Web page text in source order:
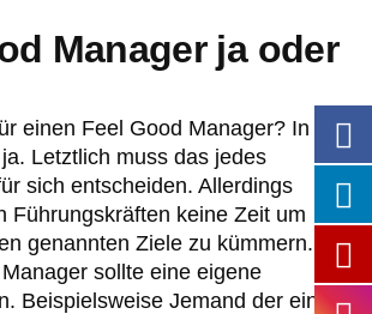
Manager ja oder
einen Feel Good Manager? In
Letztlich muss das jedes
sich entscheiden. Allerdings
Führungskräften keine Zeit um
genannten Ziele zu kümmern.
sollte eine eigene
Beispielsweise Jemand der eine